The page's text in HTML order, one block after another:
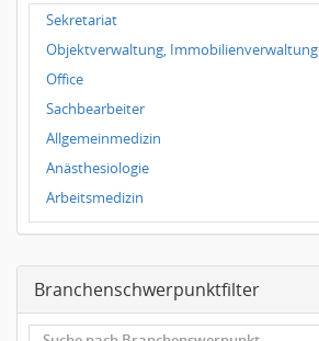
Hallbergmoos
Würzburg
Grünwald
Ulm
Bielefeld
Hannover
Duisburg
Sekretariat
Objektverwaltung, Immobilienverwaltung
Office
Sachbearbeiter
Allgemeinmedizin
Anästhesiologie
Arbeitsmedizin
Augenheilkunde
Frauenheilkunde, Geburtshilfe
Hals-Nasen-Ohrenheilkunde
Branchenschwerpunktfilter